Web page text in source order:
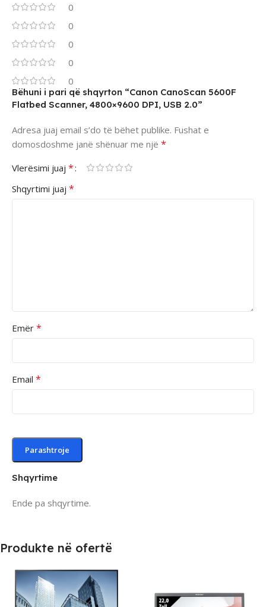
0
0
0
0
0
Shqyrtime
Ende pa shqyrtime.
Bëhuni i pari që shqyrton “Canon CanoScan 5600F
Flatbed Scanner, 4800×9600 DPI, USB 2.0”
Adresa juaj email s’do të bëhet publike. Fushat e
domosdoshme janë shënuar me një *
Vlerësimi juaj *
Shqyrtimi juaj *
Emër *
Email *
Produkte në ofertë